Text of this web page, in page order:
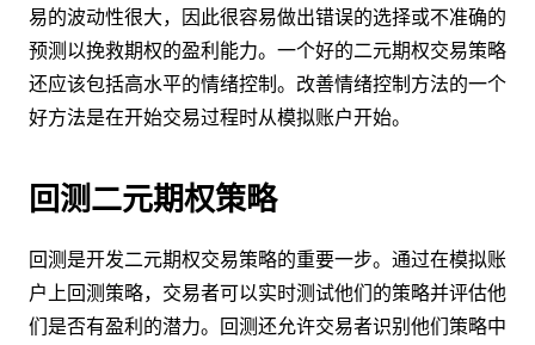
易的波动性很大，因此很容易做出错误的选择或不准确的
预测以挽救期权的盈利能力。一个好的二元期权交易策略
还应该包括高水平的情绪控制。改善情绪控制方法的一个
好方法是在开始交易过程时从模拟账户开始。
回测二元期权策略
回测是开发二元期权交易策略的重要一步。通过在模拟账
户上回测策略，交易者可以实时测试他们的策略并评估他
们是否有盈利的潜力。回测还允许交易者识别他们策略中